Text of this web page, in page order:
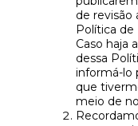
de revisão
Política de
Caso haja
dessa
informá-lo
que
meio de